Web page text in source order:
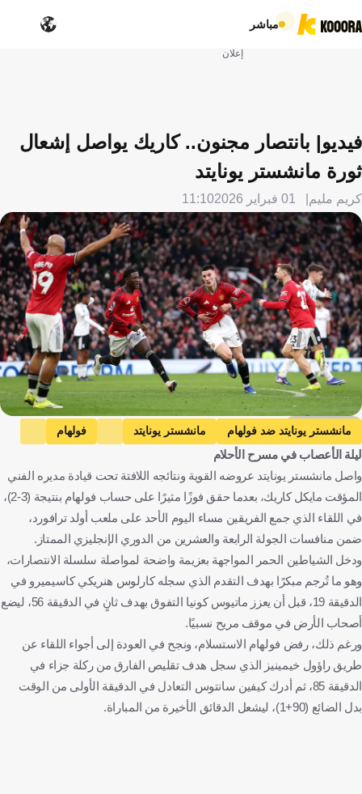
مباشر
إعلان
فيديو| بانتصار مجنون.. كاريك يواصل إشعال
ثورة مانشستر يونايتد
كريم مليم 01 فبراير 2026 11:10
Getty Images
مانشستر يونايتد ضد فولهام مانشستر يونايتد
فولهام
الدوري الإنجليزي الممتاز
مايكل كاريكليلة الأعصاب في مسرح الأحلام
واصل مانشستر يونايتد عروضه القوية ونتائجه اللافتة تحت قيادة مديره الفني
المؤقت مايكل كاريك، بعدما حقق فوزًا مثيرًا على حساب فولهام بنتيجة (3-2)،
في اللقاء الذي جمع الفريقين مساء اليوم الأحد على ملعب أولد ترافورد،
ضمن منافسات الجولة الرابعة والعشرين من الدوري الإنجليزي الممتاز.
ودخل الشياطين الحمر المواجهة بعزيمة واضحة لمواصلة سلسلة الانتصارات،
وهو ما تُرجم مبكرًا بهدف التقدم الذي سجله كارلوس هنريكي كاسيميرو في
الدقيقة 19، قبل أن يعزز ماتيوس كونيا التفوق بهدف ثانٍ في الدقيقة 56، ليضع
أصحاب الأرض في موقف مريح نسبيًا.
ورغم ذلك، رفض فولهام الاستسلام، ونجح في العودة إلى أجواء اللقاء عن
طريق راؤول خيمينيز الذي سجل هدف تقليص الفارق من ركلة جزاء في
الدقيقة 85، ثم أدرك كيفين سانتوس التعادل في الدقيقة الأولى من الوقت
بدل الضائع (90+1)، ليشعل الدقائق الأخيرة من المباراة.